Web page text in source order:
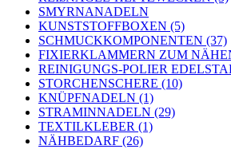
SMYRNANADELN
KUNSTSTOFFBOXEN (5)
SCHMUCKKOMPONENTEN (37)
FIXIERKLAMMERN ZUM
REINIGUNGS-POLIER
STORCHENSCHERE (10)
KNÜPFNADELN (1)
STRAMINNADELN (29)
TEXTILKLEBER (1)
NÄHBEDARF (26)